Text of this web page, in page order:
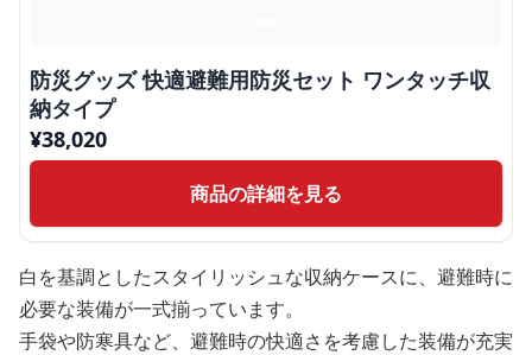
防災グッズ 快適避難用防災セット ワンタッチ収
納タイプ
¥38,020
商品の詳細を見る
白を基調としたスタイリッシュな収納ケースに、避難時に
必要な装備が一式揃っています。
手袋や防寒具など、避難時の快適さを考慮した装備が充実